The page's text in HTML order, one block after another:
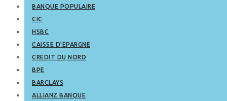
BANQUE POPULAIRE
CIC
HSBC
CAISSE D’EPARGNE
CREDIT DU NORD
BPE
BARCLAYS
ALLIANZ BANQUE